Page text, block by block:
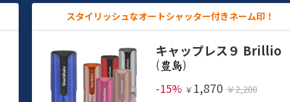
スタイリッシュなオートシャッター付きネーム印！
キャップレス９ Brillio
(
)
-15% ￥ 1,870 ￥2,200